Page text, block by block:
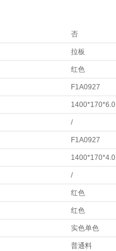
否
拉板
红色
F1A0927
1400*170*6.0
/
F1A0927
1400*170*4.0
/
红色
红色
实色单色
普通料